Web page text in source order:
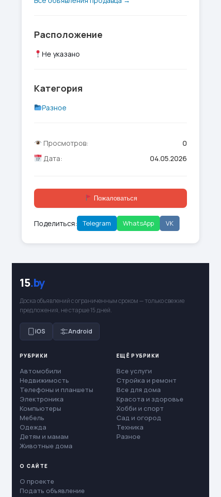
Расположение
Не указано
Категория
Разное
Просмотров:
0
Дата:
04.05.2026
Пожаловаться
Поделиться: Telegram WhatsApp VK
15.by
Доска объявлений с ограниченным сроком — только свежие
предложения, не старше 15 дней.
iOS Android
РУБРИКИ
Автомобили
Недвижимость
Телефоны и планшеты
Электроника
Компьютеры
Мебель
Одежда
Детям и мамам
Животные дома
ЕЩЁ РУБРИКИ
Все услуги
Стройка и ремонт
Все для дома
Красота и здоровье
Хобби и спорт
Сад и огород
Техника
Разное
О САЙТЕ
О проекте
Подать объявление